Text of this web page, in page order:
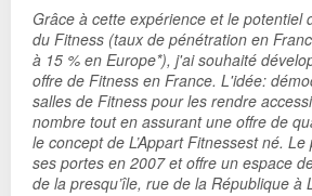
Grâce à cette expérience et le potentiel
du Fitness (taux de pénétration en
à 15 % en Europe*), j'ai souhaité
offre de Fitness en France. L'idée:
salles de Fitness pour les rendre
nombre tout en assurant une offre de
le concept de L’Appart Fitnessest né.
ses portes en 2007 et offre un espace
de la presqu’île, rue de la République à